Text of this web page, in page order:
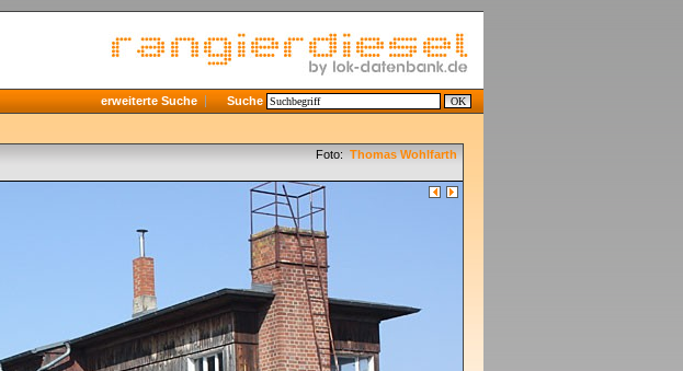
erweiterte Suche Suche
Foto: Thomas Wohlfarth